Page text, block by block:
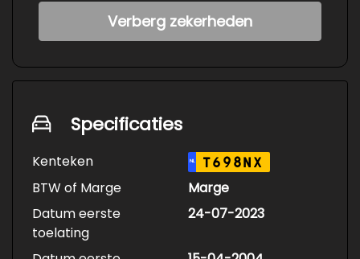
Verberg zekerheden
Specificaties
Kenteken NL T698NX
BTW of Marge
Marge
Datum eerste
toelating
24-07-2023